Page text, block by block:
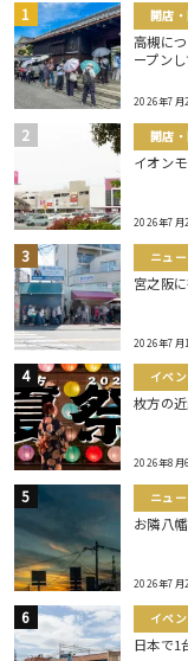
開店
高槻に
ープン
2026年7月
開店
イオン
2026年7月
ニュ
宮之阪
2026年7月
イベ
枚方の
2026年8月
ニュ
お隣八
2026年7月
イベ
日本で1